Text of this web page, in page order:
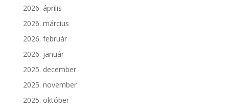
2026. április
2026. március
2026. február
2026. január
2025. december
2025. november
2025. október